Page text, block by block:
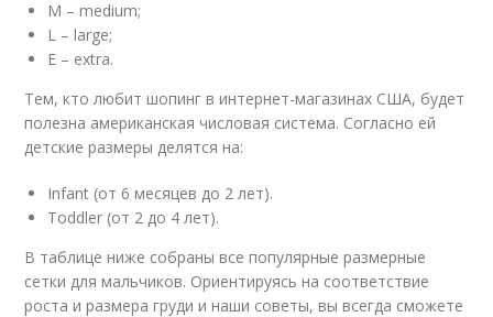
M – medium;
L – large;
E – extra.
Тем, кто любит шопинг в интернет-магазинах США, будет
полезна американская числовая система. Согласно ей
детские размеры делятся на:
Infant (от 6 месяцев до 2 лет).
Toddler (от 2 до 4 лет).
В таблице ниже собраны все популярные размерные
сетки для мальчиков. Ориентируясь на соответствие
роста и размера груди и наши советы, вы всегда сможете